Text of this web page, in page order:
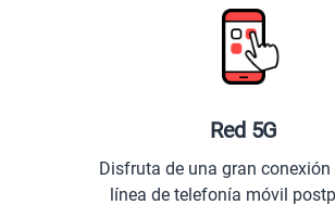
Planes
Comunícate